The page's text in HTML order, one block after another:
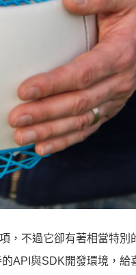
，不過它卻有著相當特
API與SDK開發環境，